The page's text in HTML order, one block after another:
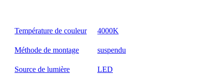
Température de couleur 4000K
Méthode de montage suspendu
Source de lumière LED